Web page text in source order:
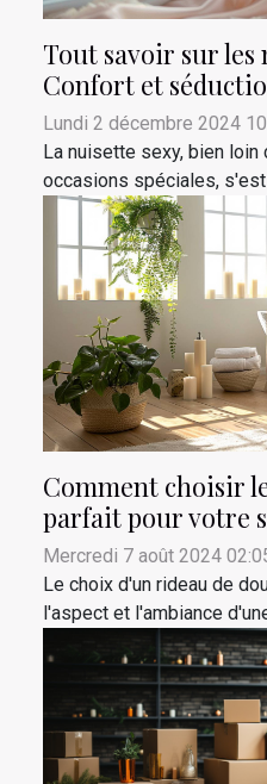
Tout savoir sur les
Confort et
Lundi 2 décembre 2024
La nuisette sexy, bien loin
occasions spéciales, s'est
Comment choisir
parfait pour votre
Mercredi 7 août 2024
Le choix d'un rideau de
l'aspect et l'ambiance